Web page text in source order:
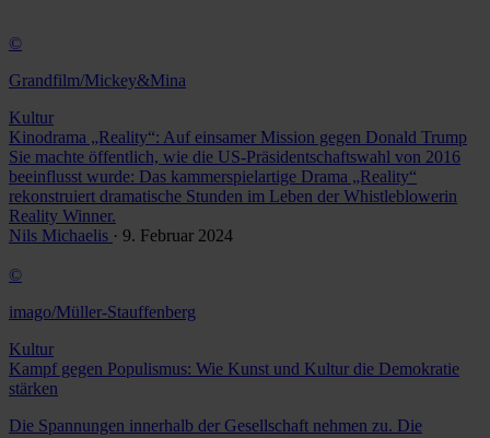
©
Grandfilm/Mickey&Mina
Kultur
Kinodrama „Reality“: Auf einsamer Mission gegen Donald Trump
Sie machte öffentlich, wie die US-Präsidentschaftswahl von 2016
beeinflusst wurde: Das kammerspielartige Drama „Reality“
rekonstruiert dramatische Stunden im Leben der Whistleblowerin
Reality Winner.
Nils Michaelis · 9. Februar 2024
©
imago/Müller-Stauffenberg
Kultur
Kampf gegen Populismus: Wie Kunst und Kultur die Demokratie
stärken
Die Spannungen innerhalb der Gesellschaft nehmen zu. Die